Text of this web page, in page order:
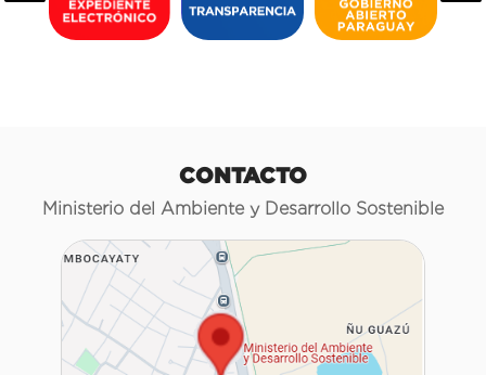
CONTACTO
Ministerio del Ambiente y Desarrollo Sostenible